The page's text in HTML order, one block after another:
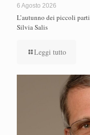
6 Agosto 2026
L’autunno dei piccoli
Silvia Salis
Leggi tutto